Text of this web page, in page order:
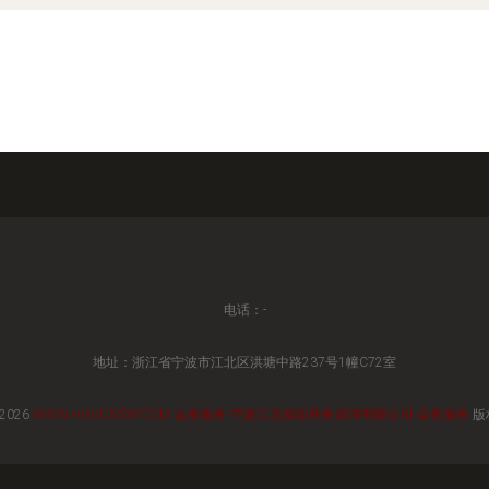
电话：-
地址：浙江省宁波市江北区洪塘中路237号1幢C72室
WWW.HOUCAISW.COM 会务服务 宁波江北侯彩商务咨询有限公司 会务服务